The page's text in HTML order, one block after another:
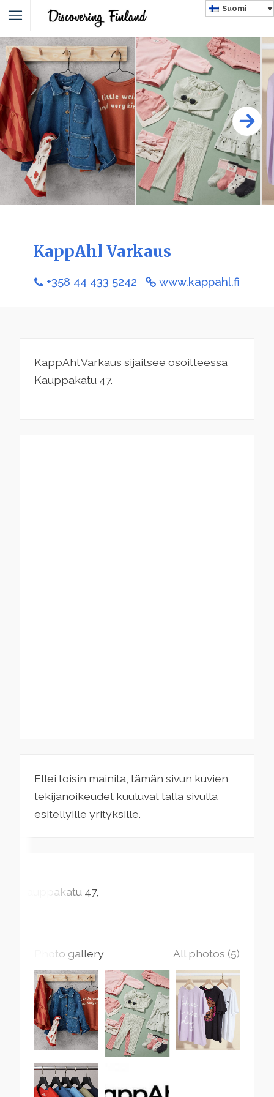
Suomi
KappAhl Varkaus
+358 44 433 5242 www.kappahl.fi
KappAhl Varkaus sijaitsee osoitteessa
Kauppakatu 47.
Ellei toisin mainita, tämän sivun kuvien
tekijänoikeudet kuuluvat tällä sivulla
esitellyille yrityksille.
Kauppakatu 47
Photo gallery All photos (5)